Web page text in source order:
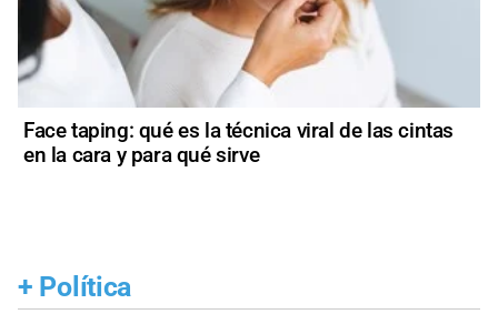
Face taping: qué es la técnica viral de las cintas
en la cara y para qué sirve
+ Política